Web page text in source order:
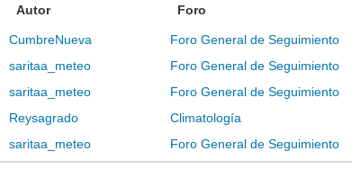
Autor Foro
CumbreNueva Foro General de Seguimiento
saritaa_meteo Foro General de Seguimiento
saritaa_meteo Foro General de Seguimiento
Reysagrado Climatología
saritaa_meteo Foro General de Seguimiento